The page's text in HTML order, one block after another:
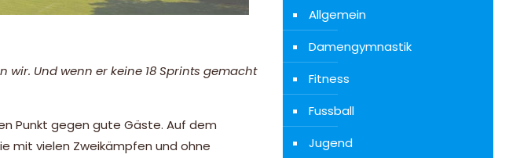
wir. Und wenn er keine 18 Sprints gemacht
Punkt gegen gute Gäste. Auf dem
mit vielen Zweikämpfen und ohne
Allgemein
Damengymnastik
Fitness
Fussball
Jugend